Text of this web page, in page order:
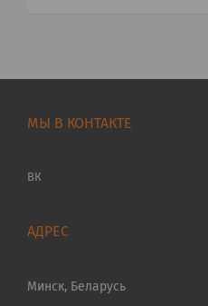
МЫ В КОНТАКТЕ
ВК
Минск, Беларусь